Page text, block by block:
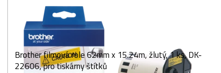
Brother filmová role 62mm x 15.24m, žlutý, 1 ks, DK-
22606, pro tiskárny štítků